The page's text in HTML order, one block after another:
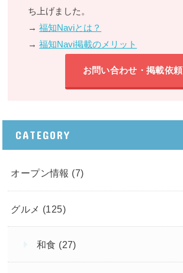
ち上げました。
→福知Naviとは？
→福知Navi掲載のメリット
お問い合わせ・掲載依頼
CATEGORY
オープン情報 (7)
グルメ (125)
和食 (27)